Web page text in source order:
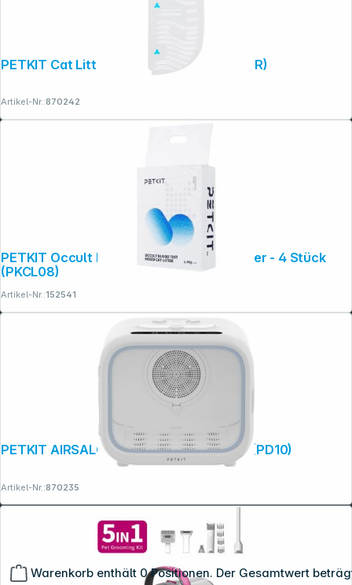
Warenkorb enthält 0 Positionen. Der Gesamtwert
PETKIT Cat Litter Remover- 3pcs (P9220R)
Artikel-Nr.:870242
PETKIT Occult Blood Test Mixed Cat Litter - 4 Stück
(PKCL08)
Artikel-Nr.:152541
PETKIT AIRSALON Max Smart Pet Dryer (PD10)
Artikel-Nr.:870235